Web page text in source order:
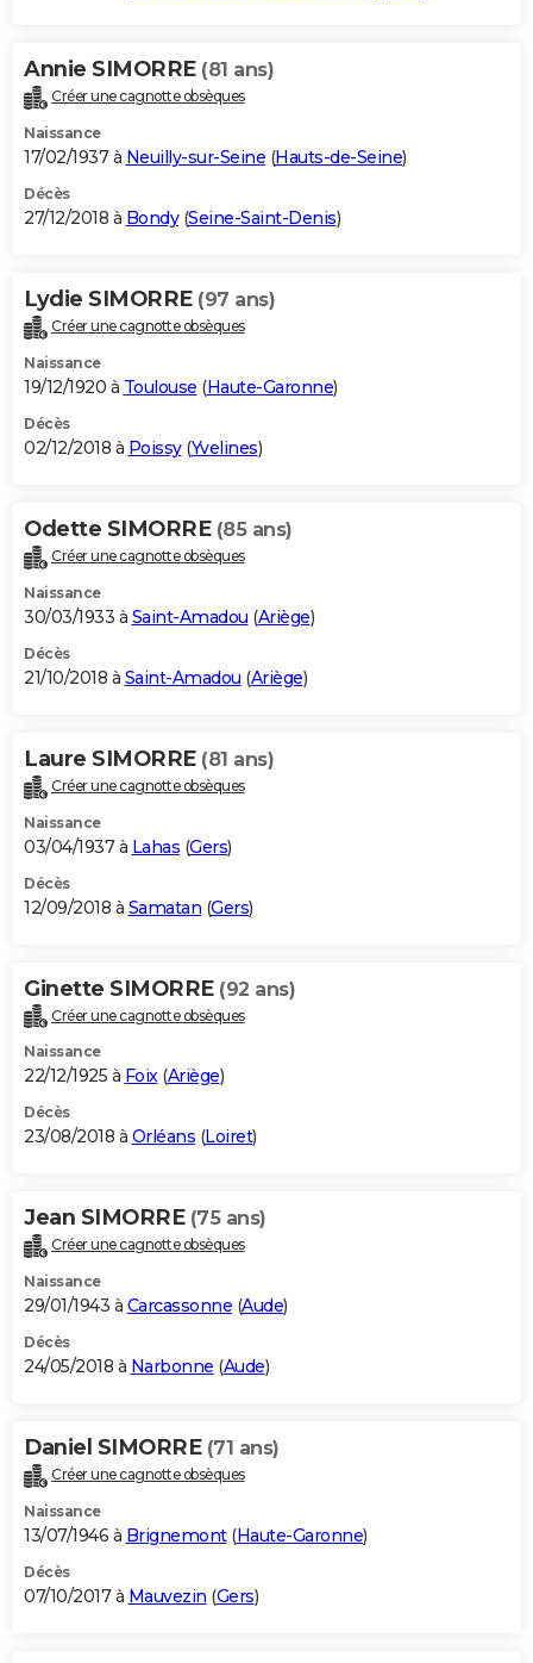
Annie SIMORRE (81 ans)
Créer une cagnotte obsèques
Naissance
17/02/1937 à Neuilly-sur-Seine (Hauts-de-Seine)
Décès
27/12/2018 à Bondy(Seine-Saint-Denis)
Lydie SIMORRE (97 ans)
Créer une cagnotte obsèques
Naissance
19/12/1920 à Toulouse (Haute-Garonne)
Décès
02/12/2018 à Poissy(Yvelines)
Odette SIMORRE (85 ans)
Créer une cagnotte obsèques
Naissance
30/03/1933 à Saint-Amadou (Ariège)
Décès
21/10/2018 à Saint-Amadou (Ariège)
Laure SIMORRE (81 ans)
Créer une cagnotte obsèques
Naissance
03/04/1937 à Lahas (Gers)
Décès
12/09/2018 à Samatan (Gers)
Ginette SIMORRE (92 ans)
Créer une cagnotte obsèques
Naissance
22/12/1925 à Foix(Ariège)
Décès
23/08/2018 à Orléans (Loiret)
Jean SIMORRE (75 ans)
Créer une cagnotte obsèques
Naissance
29/01/1943 à Carcassonne (Aude)
Décès
24/05/2018 à Narbonne (Aude)
Daniel SIMORRE (71 ans)
Créer une cagnotte obsèques
Naissance
13/07/1946 à Brignemont(Haute-Garonne)
Décès
07/10/2017 à Mauvezin (Gers)